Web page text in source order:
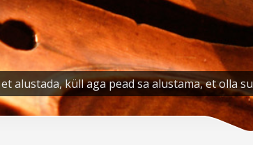
alustada, küll aga pead sa alustama, et olla